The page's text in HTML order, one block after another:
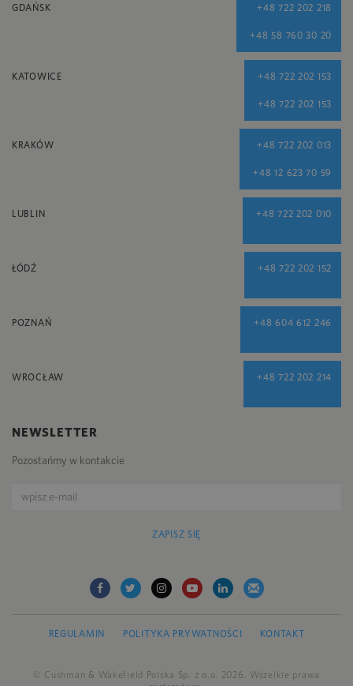
GDAŃSK +48 722 202 218
+48 58 760 30 20
KATOWICE +48 722 202 153
+48 722 202 153
KRAKÓW +48 722 202 013
+48 12 623 70 59
LUBLIN +48 722 202 010
ŁÓDŹ +48 722 202 152
POZNAŃ +48 604 612 246
WROCŁAW +48 722 202 214
NEWSLETTER
Pozostańmy w kontakcie
ZAPISZ SIĘ
REGULAMIN POLITYKA PRYWATNOŚCI KONTAKT
© Cushman & Wakefield Polska Sp. z o.o. 2026. Wszelkie prawa